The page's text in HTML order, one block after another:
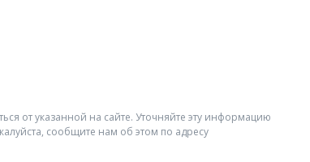
от указанной на сайте. Уточняйте эту информацию
сообщите нам об этом по адресу